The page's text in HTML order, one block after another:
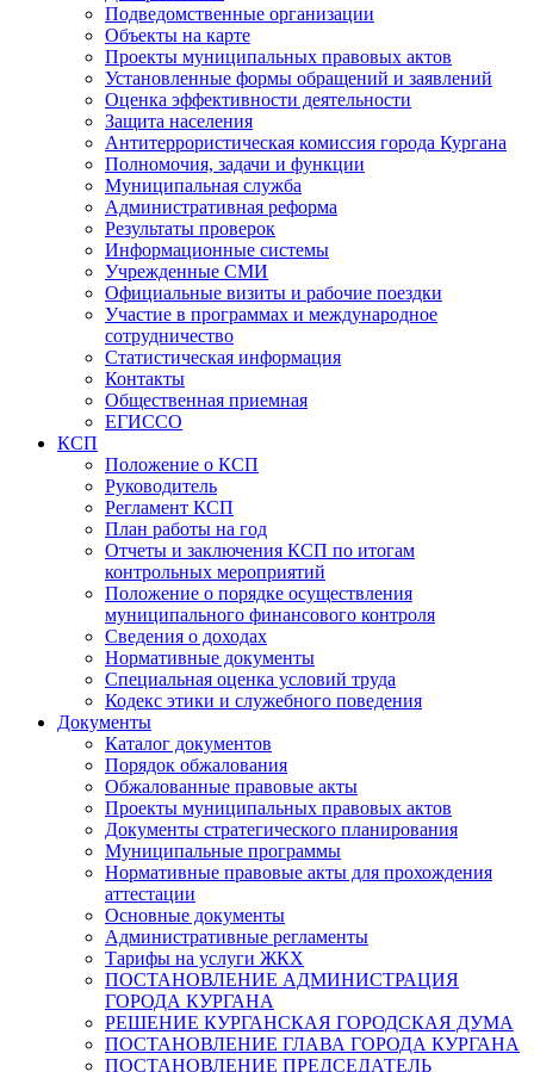
Подведомственные организации
Объекты на карте
Проекты муниципальных правовых актов
Установленные формы обращений и заявлений
Оценка эффективности деятельности
Защита населения
Антитеррористическая комиссия города Кургана
Полномочия, задачи и функции
Муниципальная служба
Административная реформа
Результаты проверок
Информационные системы
Учрежденные СМИ
Официальные визиты и рабочие поездки
Участие в программах и международное
сотрудничество
Статистическая информация
Контакты
Общественная приемная
ЕГИССО
КСП
Положение о КСП
Руководитель
Регламент КСП
План работы на год
Отчеты и заключения КСП по итогам
контрольных мероприятий
Положение о порядке осуществления
муниципального финансового контроля
Сведения о доходах
Нормативные документы
Специальная оценка условий труда
Кодекс этики и служебного поведения
Документы
Каталог документов
Порядок обжалования
Обжалованные правовые акты
Проекты муниципальных правовых актов
Документы стратегического планирования
Муниципальные программы
Нормативные правовые акты для прохождения
аттестации
Основные документы
Административные регламенты
Тарифы на услуги ЖКХ
ПОСТАНОВЛЕНИЕ АДМИНИСТРАЦИЯ
ГОРОДА КУРГАНА
РЕШЕНИЕ КУРГАНСКАЯ ГОРОДСКАЯ ДУМА
ПОСТАНОВЛЕНИЕ ГЛАВА ГОРОДА КУРГАНА
ПОСТАНОВЛЕНИЕ ПРЕДСЕДАТЕЛЬ